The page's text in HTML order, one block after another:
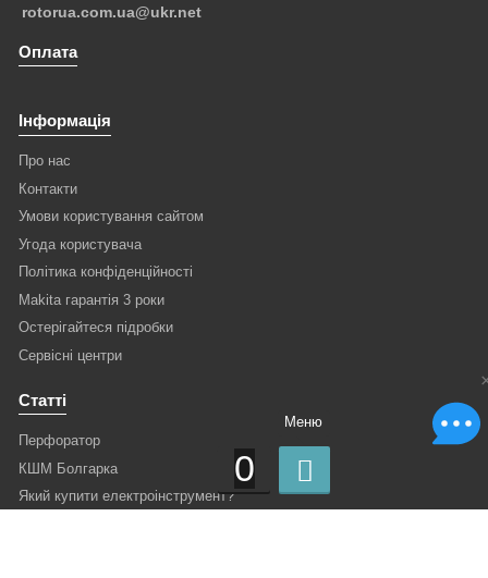
rotorua.com.ua@ukr.net
Оплата
Інформація
Про нас
Контакти
Умови користування сайтом
Угода користувача
Політика конфіденційності
Makita гарантія 3 роки
Остерігайтеся підробки
Сервісні центри
Статті
Перфоратор
КШМ Болгарка
Який купити електроінструмент?
0
Меню